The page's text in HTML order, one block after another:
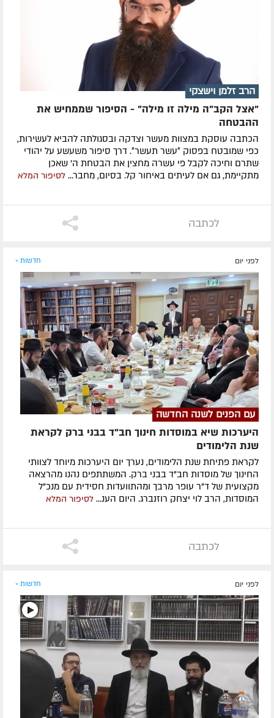
הרב זלמן וישצקי
"אצל הקב"ה מילה זו מילה" - הסיפור שממחיש את
ההבטחה
הכתבה עוסקת במצוות מעשר וצדקה ובסגולתה להביא לעשירות,
כפי שמובטח בפסוק ״עשר תעשר״. דרך סיפור משעשע על יהודי
שתרם וחיכה לקבל פי עשרה מחצין את הבטחת ה' שאכן
מתקיימת, גם אם לעיתים באיחור קל. בסיום, מחבר... לסיפור המלא
לכתבה
לפני יום חדשות »
עם הפנים לשנה החדשה
היערכות שיא במוסדות חינוך חב"ד בבני ברק לקראת
שנת הלימודים
לקראת פתיחת שנת הלימודים, נערך יום היערכות מיוחד לצוותי
החינוך של מוסדות חב"ד בבני ברק. המשתתפים נהנו מהרצאה
מקצועית של ד"ר עופר מרבך ומהתוועדות חסידית עם מנכ"ל
המוסדות, הרב לוי יצחק רוזנברג. היום הענ... לסיפור המלא
לכתבה
לפני יום חדשות »